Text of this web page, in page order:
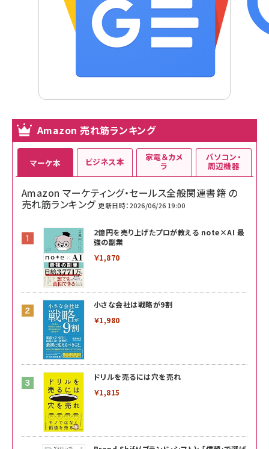
Amazon 売れ筋ランキング
マーケ本
Amazon マーケティング・セールス全般関連書籍 の
売れ筋ランキング 更新日時：2026/06/26 19:00
2億円を売り上げたプロが教える note×AI 最
強の副業
￥1,870
小さな会社は戦略が9割
￥1,980
ドリルを売るには穴を売れ
￥1,815
ビジネス本 家電＆カメ
ラ
パソコン・
周辺機器